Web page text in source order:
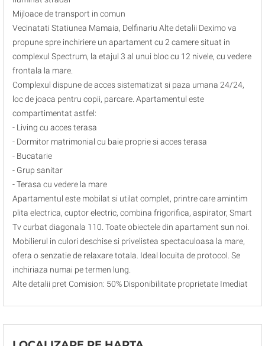
Mijloace de transport in comun
Vecinatati Statiunea Mamaia, Delfinariu Alte detalii Deximo va
propune spre inchiriere un apartament cu 2 camere situat in
complexul Spectrum, la etajul 3 al unui bloc cu 12 nivele, cu vedere
frontala la mare.
Complexul dispune de acces sistematizat si paza umana 24/24,
loc de joaca pentru copii, parcare. Apartamentul este
compartimentat astfel:
- Living cu acces terasa
- Dormitor matrimonial cu baie proprie si acces terasa
- Bucatarie
- Grup sanitar
- Terasa cu vedere la mare
Apartamentul este mobilat si utilat complet, printre care amintim
plita electrica, cuptor electric, combina frigorifica, aspirator, Smart
Tv curbat diagonala 110. Toate obiectele din apartament sun noi.
Mobilierul in culori deschise si privelistea spectaculoasa la mare,
ofera o senzatie de relaxare totala. Ideal locuita de protocol. Se
inchiriaza numai pe termen lung.
Alte detalii pret Comision: 50% Disponibilitate proprietate Imediat